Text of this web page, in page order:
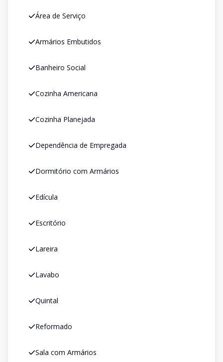
Área de Serviço
Armários Embutidos
Banheiro Social
Cozinha Americana
Cozinha Planejada
Dependência de Empregada
Dormitório com Armários
Edícula
Escritório
Lareira
Lavabo
Quintal
Reformado
Sala com Armários